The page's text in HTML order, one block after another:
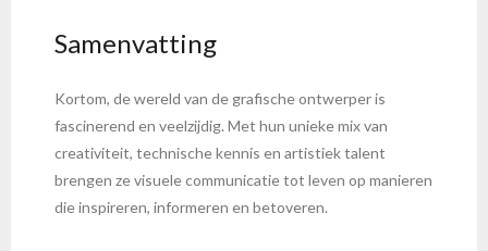
Samenvatting
Kortom, de wereld van de grafische ontwerper is
fascinerend en veelzijdig. Met hun unieke mix van
creativiteit, technische kennis en artistiek talent
brengen ze visuele communicatie tot leven op manieren
die inspireren, informeren en betoveren.